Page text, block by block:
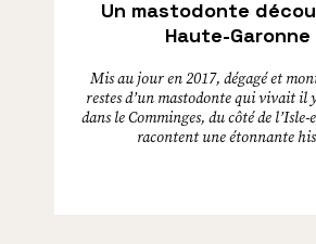
Un mastodonte
Haute-Garonne
Mis au jour en 2017, dégagé et
restes d’un mastodonte qui vivait il
dans le Comminges, du côté de
racontent une étonnante